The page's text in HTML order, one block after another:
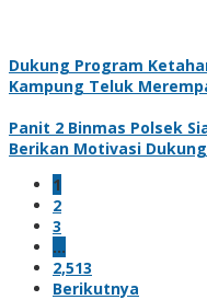
Dukung Program
Kampung Teluk
Panit 2 Binmas Polsek
Berikan Motivasi
1
2
3
…
2,513
Berikutnya